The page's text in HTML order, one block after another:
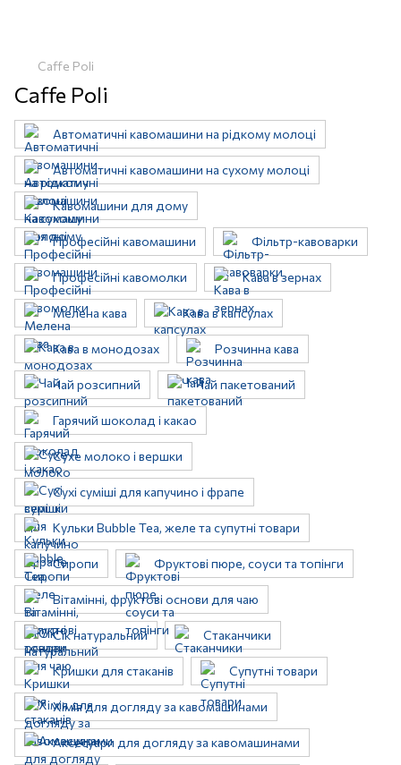
Caffe Poli
Caffe Poli
Автоматичні кавомашини на рідкому молоці
Автоматичні кавомашини на сухому молоці
Кавомашини для дому
Професійні кавомашини Фільтр-кавоварки
Професійні кавомолки Кава в зернах
Мелена кава Кава в капсулах
Кава в монодозах Розчинна кава
Чай розсипний Чай пакетований
Гарячий шоколад і какао
Сухе молоко і вершки
Сухі суміші для капучино і фрапе
Кульки Bubble Tea, желе та супутні товари
Сиропи Фруктові пюре, соуси та топінги
Вітамінні, фруктові основи для чаю
Сік натуральний Стаканчики
Кришки для стаканів Супутні товари
Хімія для догляду за кавомашинами
Аксесуари для догляду за кавомашинами